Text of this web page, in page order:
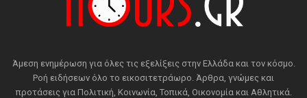
Άμεση ενημέρωση για όλες τις εξελίξεις στην Ελλάδα και τον κόσμο.
Ροή ειδήσεων όλο το εικοσιτετράωρο. Άρθρα, γνώμες και
προτάσεις για Πολιτική, Κοινωνία, Τοπικά, Οικονομία και Αθλητικά.